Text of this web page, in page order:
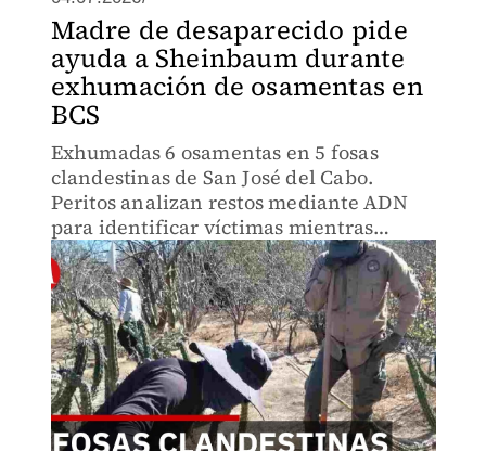
Madre de desaparecido pide
ayuda a Sheinbaum durante
exhumación de osamentas en
BCS
Exhumadas 6 osamentas en 5 fosas
clandestinas de San José del Cabo.
Peritos analizan restos mediante ADN
para identificar víctimas mientras
familias exigen refuerzo en la búsqueda.
¿Avanzan las investigaciones o seguirá
la impunidad?